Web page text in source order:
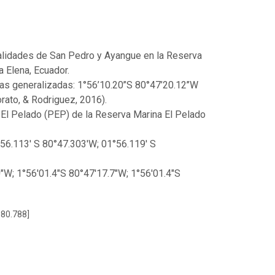
de San Pedro y Ayangue en la Reserva
Ecuador.
1°56’10.20’’S 80°47’20.12’’W
& Rodriguez, 2016).
Pelado (PEP) de la Reserva Marina El Pelado
S 80°47.303'W; 01°56.119' S
1°56'01.4"S 80°47'17.7"W; 1°56'01.4"S